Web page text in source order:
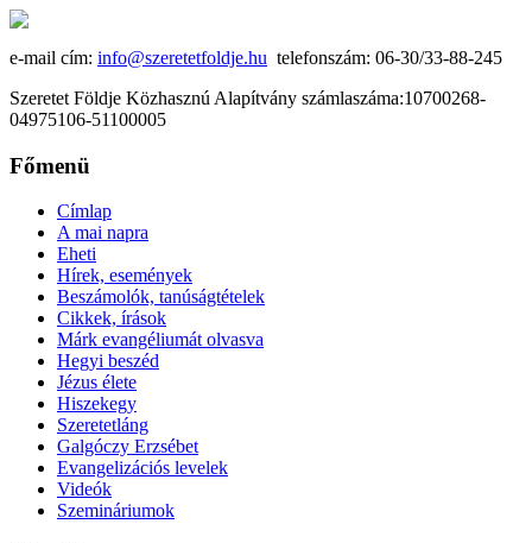
e-mail cím: info@szeretetfoldje.hu telefonszám: 06-30/33-88-245
Szeretet Földje Közhasznú Alapítvány számlaszáma:10700268-
04975106-51100005
Főmenü
Címlap
A mai napra
Eheti
Hírek, események
Beszámolók, tanúságtételek
Cikkek, írások
Márk evangéliumát olvasva
Hegyi beszéd
Jézus élete
Hiszekegy
Szeretetláng
Galgóczy Erzsébet
Evangelizációs levelek
Videók
Szemináriumok